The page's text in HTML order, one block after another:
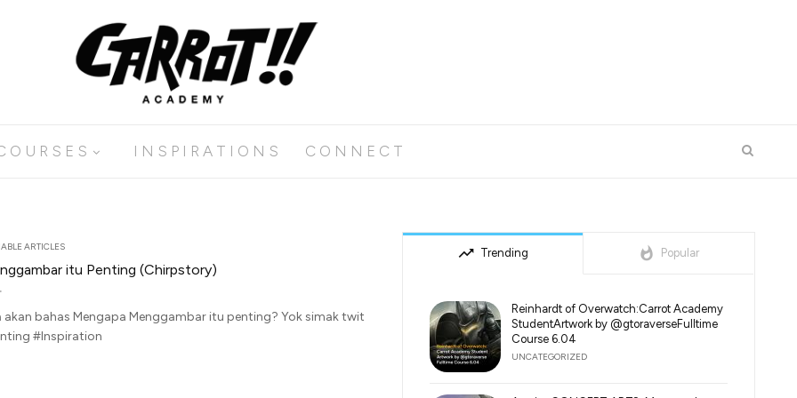
O U R S E S I N S P I R A T I O N S C O N N E C T
ARTICLES
itu Penting (Chirpstory)
bahas Mengapa Menggambar itu penting? Yok simak twit
#Inspiration
trending_up Trending whatshot Popular
Reinhardt of Overwatch:Carrot Academy
StudentArtwork by @gtoraverseFulltime
Course 6.04
UNCATEGORIZED